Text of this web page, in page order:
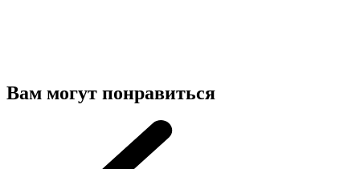
Вам могут понравиться